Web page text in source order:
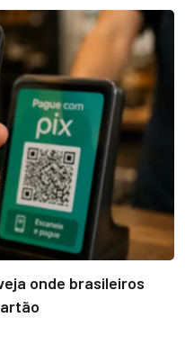
onde brasileiros